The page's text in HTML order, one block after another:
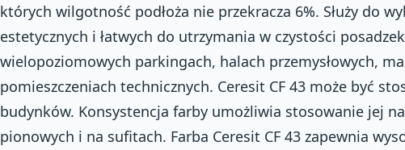
których wilgotność podłoża nie przekracza 6%. Służy do
estetycznych i łatwych do utrzymania w czystości
wielopoziomowych parkingach, halach przemysłowych,
pomieszczeniach technicznych. Ceresit CF 43 może być
budynków. Konsystencja farby umożliwia stosowanie jej
pionowych i na sufitach. Farba Ceresit CF 43 zapewnia